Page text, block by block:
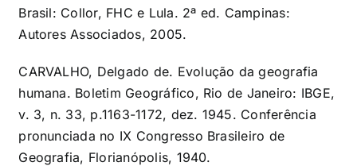
Brasil: Collor, FHC e Lula. 2ª ed. Campinas:
Autores Associados, 2005.
CARVALHO, Delgado de. Evolução da geografia
humana. Boletim Geográfico, Rio de Janeiro: IBGE,
v. 3, n. 33, p.1163-1172, dez. 1945. Conferência
pronunciada no IX Congresso Brasileiro de
Geografia, Florianópolis, 1940.